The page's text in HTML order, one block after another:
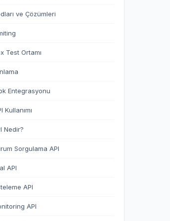
ve Çözümleri
Test Ortamı
Entegrasyonu
Kullanımı
Nedir?
Sorgulama API
API
API
API